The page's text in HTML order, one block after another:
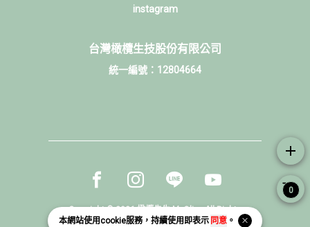
本網站使用cookie服務，持續使用即表示 同意。
instagram
台灣橄欖生技股份有限公司
統一編號：12804664
Facebook page
Instagram page
Line pageYoutube page
Copyright © 2026 橄欖先生 Mr.Olive All Rights
Reserved.
add
0